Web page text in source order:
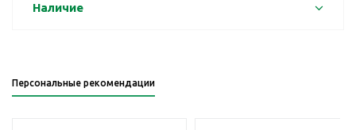
Наличие
Персональные рекомендации